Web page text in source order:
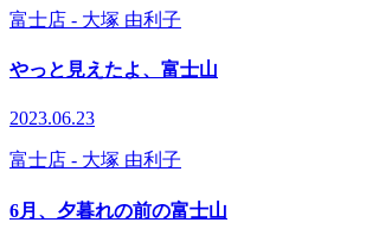
富士店 - 大塚 由利子
やっと見えたよ、富士山
2023.06.23
富士店 - 大塚 由利子
6月、夕暮れの前の富士山